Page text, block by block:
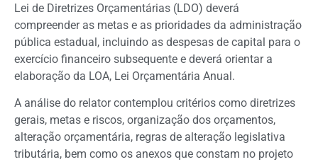
Lei de Diretrizes Orçamentárias (LDO) deverá
compreender as metas e as prioridades da administração
pública estadual, incluindo as despesas de capital para o
exercício financeiro subsequente e deverá orientar a
elaboração da LOA, Lei Orçamentária Anual.
A análise do relator contemplou critérios como diretrizes
gerais, metas e riscos, organização dos orçamentos,
alteração orçamentária, regras de alteração legislativa
tributária, bem como os anexos que constam no projeto